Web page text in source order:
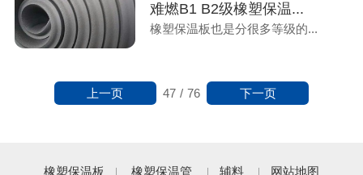
难燃B1 B2级橡塑保温...
橡塑保温板也是分很多等级的...
47 / 76
上一页 下一页
橡塑保温板 橡塑保温管 辅料 网站地图